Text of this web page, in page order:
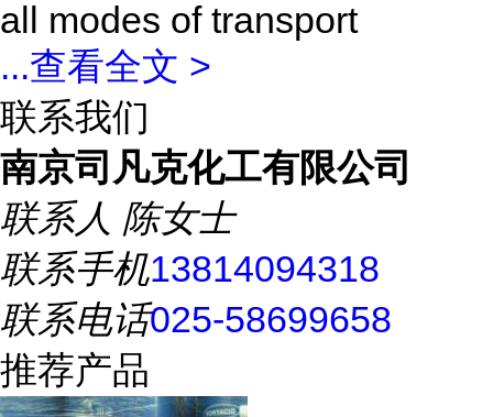
all modes of transport
...查看全文 >
联系我们
南京司凡克化工有限公司
联系人 陈女士
联系手机13814094318
联系电话025-58699658
推荐产品